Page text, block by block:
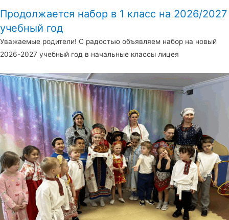
Продолжается набор в 1 класс на 2026/2027
учебный год
Уважаемые родители! С радостью объявляем набор на новый
2026-2027 учебный год в начальные классы лицея